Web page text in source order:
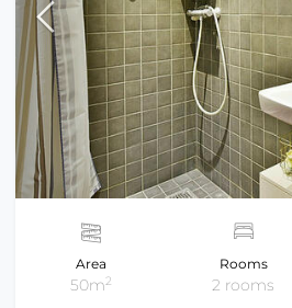
Area
50m2
Rooms
2 rooms